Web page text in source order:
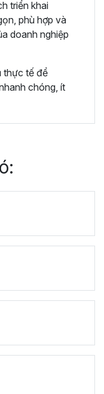
triển khai
phù hợp và
doanh nghiệp
thực tế để
chóng, ít